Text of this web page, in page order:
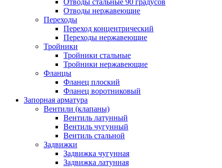
Отводы стальные 90 градусов
Отводы нержавеющие
Переходы
Переход концентрический
Переходы нержавеющие
Тройники
Тройники стальные
Тройники нержавеющие
Фланцы
Фланец плоский
Фланец воротниковый
Запорная арматура
Вентили (клапаны)
Вентиль латунный
Вентиль чугунный
Вентиль стальной
Задвижки
Задвижка чугунная
Задвижка латунная